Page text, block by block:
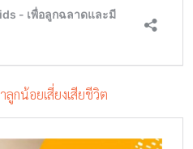
กน้อยเสี่ยงเสียชีวิต